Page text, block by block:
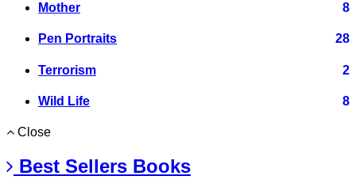
Mother 8
Pen Portraits 28
Terrorism 2
Wild Life 8
Close
Best Sellers Books